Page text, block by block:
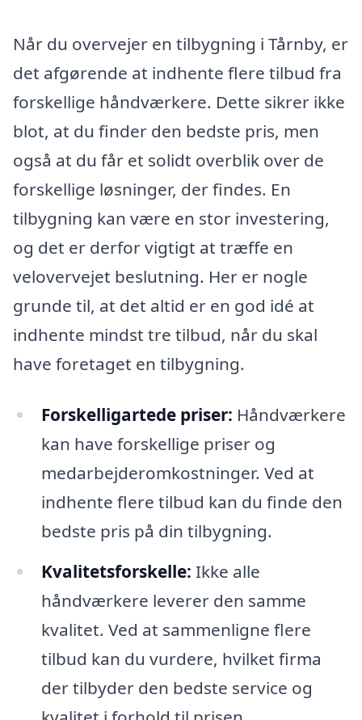
Når du overvejer en tilbygning i Tårnby, er
det afgørende at indhente flere tilbud fra
forskellige håndværkere. Dette sikrer ikke
blot, at du finder den bedste pris, men
også at du får et solidt overblik over de
forskellige løsninger, der findes. En
tilbygning kan være en stor investering,
og det er derfor vigtigt at træffe en
velovervejet beslutning. Her er nogle
grunde til, at det altid er en god idé at
indhente mindst tre tilbud, når du skal
have foretaget en tilbygning.
Forskelligartede priser: Håndværkere
kan have forskellige priser og
medarbejderomkostninger. Ved at
indhente flere tilbud kan du finde den
bedste pris på din tilbygning.
Kvalitetsforskelle: Ikke alle
håndværkere leverer den samme
kvalitet. Ved at sammenligne flere
tilbud kan du vurdere, hvilket firma
der tilbyder den bedste service og